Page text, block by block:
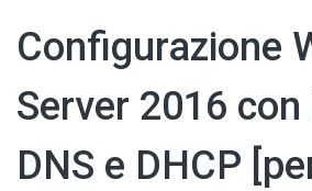
Configurazione
Server 2016
DNS e DHCP